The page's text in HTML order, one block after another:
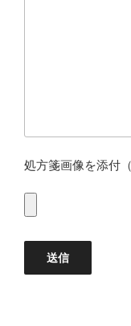
処方箋画像を添付（